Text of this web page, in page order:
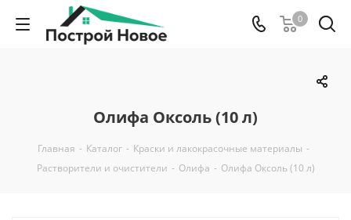
0
Олифа Оксоль (10 л)
Главная - Каталог - Краски и лакокрасочные материалы -
Растворители и очистители - Олифа - Олифа Оксоль (10 л)